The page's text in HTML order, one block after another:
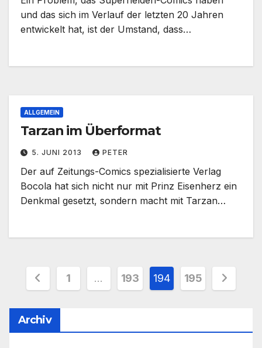
und das sich im Verlauf der letzten 20 Jahren
entwickelt hat, ist der Umstand, dass…
ALLGEMEIN
Tarzan im Überformat
5. JUNI 2013 PETER
Der auf Zeitungs-Comics spezialisierte Verlag
Bocola hat sich nicht nur mit Prinz Eisenherz ein
Denkmal gesetzt, sondern macht mit Tarzan…
Seitennummerierung
der
Beiträge
1 … 193 194 195
Archiv